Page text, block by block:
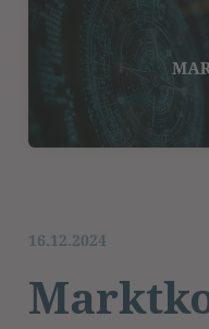
16.12.2024